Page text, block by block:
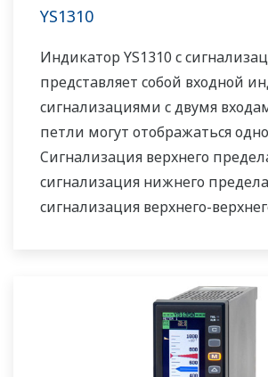
YS1310
Индикатор YS1310 с
представляет собой входной
сигнализациями с двумя
петли могут отображаться
Сигнализация верхнего
сигнализация нижнего
сигнализация верхнего-
двух входов, а соединение И
произвольной сигнализации
выведено в общей сложности с